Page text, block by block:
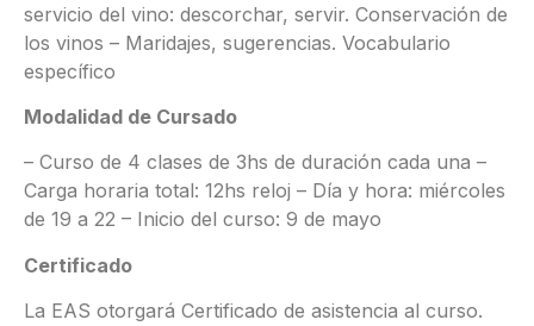
servicio del vino: descorchar, servir. Conservación de
los vinos – Maridajes, sugerencias. Vocabulario
específico
Modalidad de Cursado
– Curso de 4 clases de 3hs de duración cada una –
Carga horaria total: 12hs reloj – Día y hora: miércoles
de 19 a 22 – Inicio del curso: 9 de mayo
Certificado
La EAS otorgará Certificado de asistencia al curso.